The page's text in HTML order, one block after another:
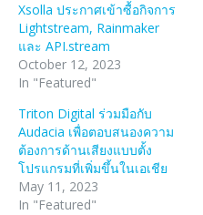
Xsolla ประกาศเข้าซื้อกิจการ
Lightstream, Rainmaker
และ API.stream
October 12, 2023
In "Featured"
Triton Digital ร่วมมือกับ
Audacia เพื่อตอบสนองความ
ต้องการด้านเสียงแบบตั้ง
โปรแกรมที่เพิ่มขึ้นในเอเชีย
May 11, 2023
In "Featured"